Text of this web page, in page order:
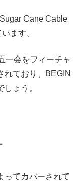
Cane Cable
ます。
一会をフィーチャ
れており、BEGIN
ょう。
ってカバーされて